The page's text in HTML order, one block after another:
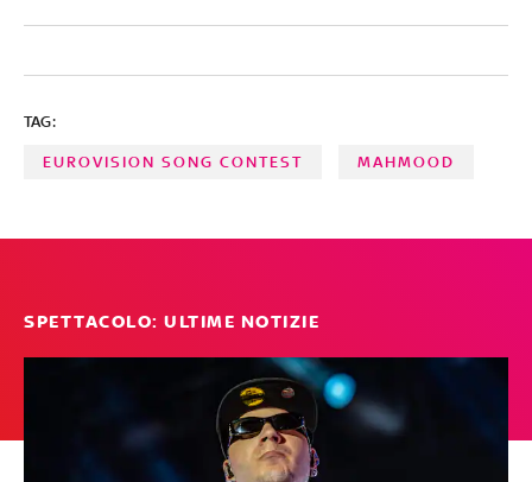
TAG:
EUROVISION SONG CONTEST MAHMOOD
SPETTACOLO: ULTIME NOTIZIE